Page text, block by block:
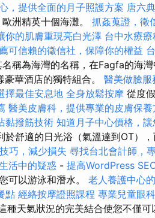
，提供全面的月子照護方案 唐六
洲精英十個海灘。 抓姦蒐證，徵
你的肌膚重現亮白光澤 台中水療療
可信賴的徵信社，保障你的權益
稱為海灣的名稱，在Fagfa的海灣
華酒店的獨特組合。 醫美做臉服
擇最佳安息地 全身放鬆按摩 從度
醫美皮膚科，提供專業的皮膚保養
黏撥筋技術 知道月子中心價格，
於舒適的日光浴（氣溫達到OT）
巧，減少損失 尋找台北會計師，
活中的疑惑 - 提高WordPress
可以游泳和潛水。 老人養護中心
點 經絡按摩證照課程 專業兒童眼
種天氣狀況的完美結合使您不僅